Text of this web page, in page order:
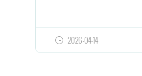
2026-04-14